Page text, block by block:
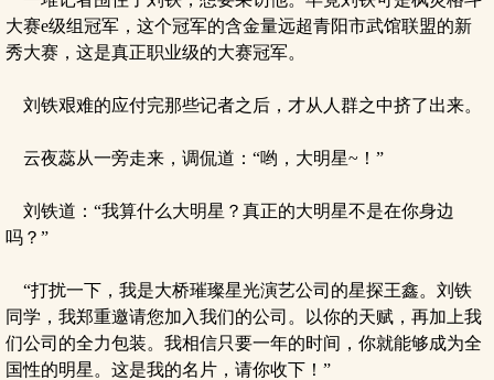
大赛e级组冠军，这个冠军的含金量远超青阳市武馆联盟的新
秀大赛，这是真正职业级的大赛冠军。
刘铁艰难的应付完那些记者之后，才从人群之中挤了出来。
云夜蕊从一旁走来，调侃道：“哟，大明星~！”
刘铁道：“我算什么大明星？真正的大明星不是在你身边
吗？”
“打扰一下，我是大桥璀璨星光演艺公司的星探王鑫。刘铁
同学，我郑重邀请您加入我们的公司。以你的天赋，再加上我
们公司的全力包装。我相信只要一年的时间，你就能够成为全
国性的明星。这是我的名片，请你收下！”